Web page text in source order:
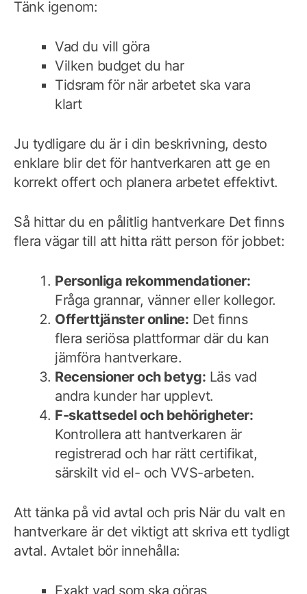
Tänk igenom:
Vad du vill göra
Vilken budget du har
Tidsram för när arbetet ska vara
klart
Ju tydligare du är i din beskrivning, desto
enklare blir det för hantverkaren att ge en
korrekt offert och planera arbetet effektivt.
Så hittar du en pålitlig hantverkare Det finns
flera vägar till att hitta rätt person för jobbet:
Personliga rekommendationer:
Fråga grannar, vänner eller kollegor.
Offerttjänster online: Det finns
flera seriösa plattformar där du kan
jämföra hantverkare.
Recensioner och betyg: Läs vad
andra kunder har upplevt.
F-skattsedel och behörigheter:
Kontrollera att hantverkaren är
registrerad och har rätt certifikat,
särskilt vid el- och VVS-arbeten.
Att tänka på vid avtal och pris När du valt en
hantverkare är det viktigt att skriva ett tydligt
avtal. Avtalet bör innehålla:
Exakt vad som ska göras